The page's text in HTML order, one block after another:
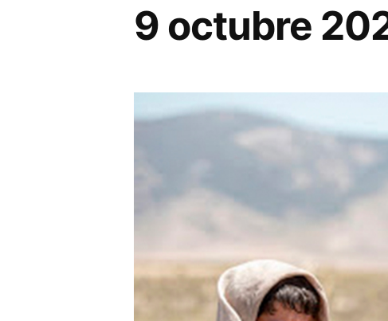
9 octubre